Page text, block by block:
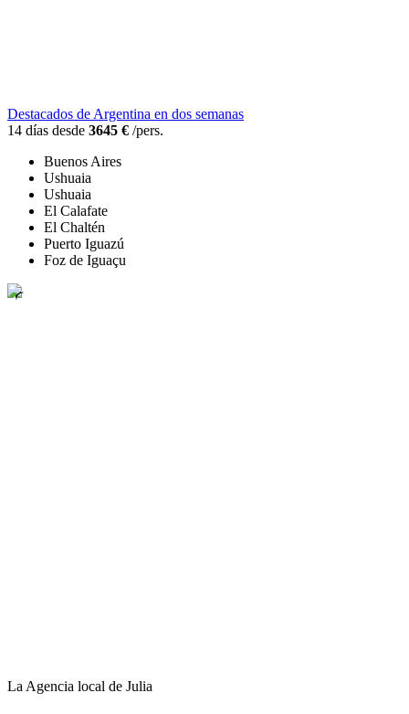
Destacados de Argentina en dos semanas
14 días desde 3645 € /pers.
Buenos Aires
Ushuaia
Ushuaia
El Calafate
El Chaltén
Puerto Iguazú
Foz de Iguaçu
La Agencia local de Julia